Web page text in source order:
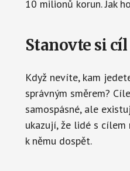
10 milionů korun. Jak
Stanovte si cíl
Když nevíte, kam
správným směrem?
samospásné, ale
ukazují, že lidé s
k němu dospět.